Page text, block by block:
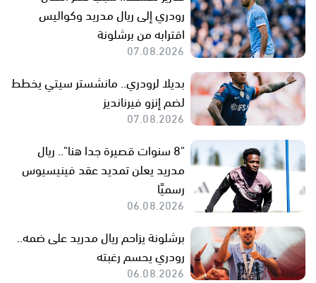
رودري إلى ريال مدريد وكواليس
اقترابه من برشلونة
07.08.2026
بديلا لرودري.. مانشستر سيتي يخطط
لضم إنزو فيرنانديز
07.08.2026
"8 سنوات قصيرة جدا هنا".. ريال
مدريد يعلن تمديد عقد فينيسيوس
رسميًا
06.08.2026
برشلونة يزاحم ريال مدريد على ضمه..
رودري يحسم رغبته
06.08.2026